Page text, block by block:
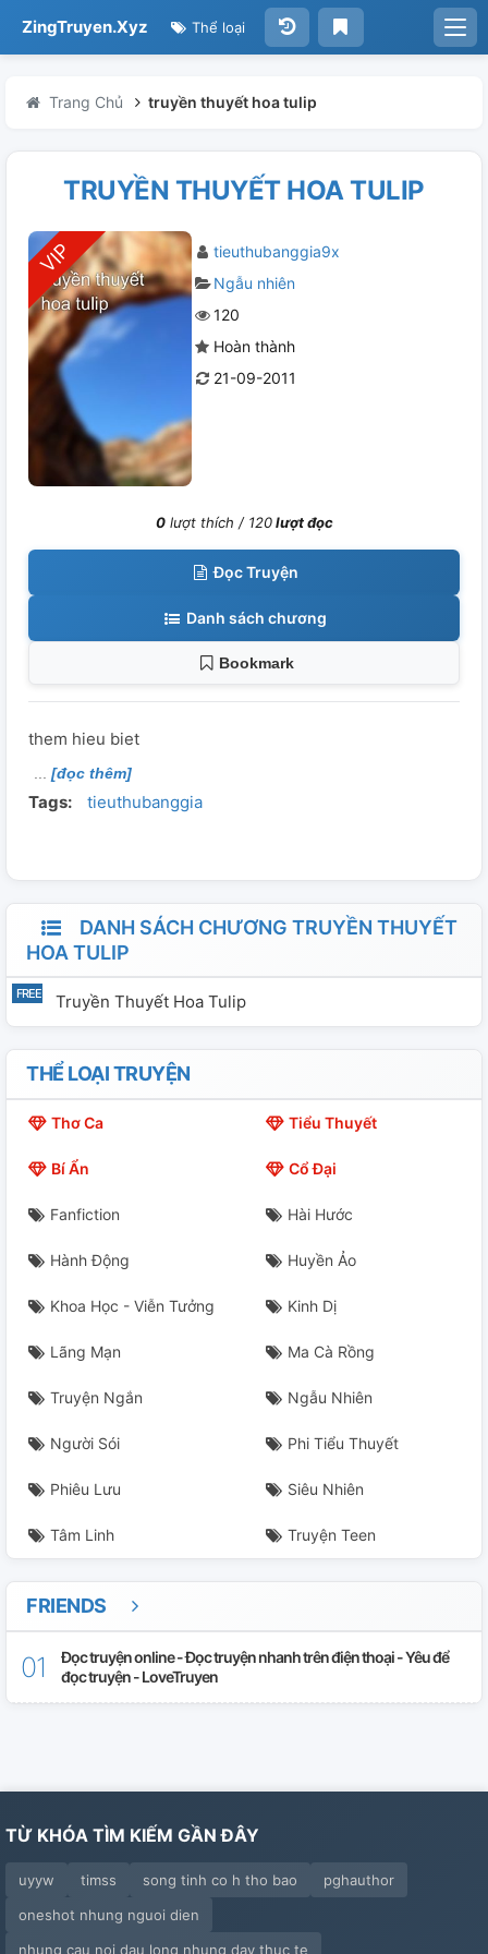
ZingTruyen.Xyz Thể loại
Trang Chủ truyền thuyết hoa tulip
TRUYỀN THUYẾT HOA TULIP
tieuthubanggia9x
Ngẫu nhiên
120
Hoàn thành
21-09-2011
0lượt thích / 120lượt đọc
Đọc Truyện
Danh sách chương
Bookmark
them hieu biet
[đọc thêm]
Tags: tieuthubanggia
DANH SÁCH CHƯƠNG TRUYỀN THUYẾT
HOA TULIP
Truyền Thuyết Hoa Tulip
THỂ LOẠI TRUYỆN
Thơ Ca Tiểu Thuyết
Bí Ẩn Cổ Đại
Fanfiction Hài Hước
Hành Động Huyền Ảo
Khoa Học - Viễn Tưởng Kinh Dị
Lãng Mạn Ma Cà Rồng
Truyện Ngắn Ngẫu Nhiên
Người Sói Phi Tiểu Thuyết
Phiêu Lưu Siêu Nhiên
Tâm Linh Truyện Teen
FRIENDS
Đọc truyện online - Đọc truyện nhanh trên điện thoại - Yêu để
đọc truyện - LoveTruyen
TỪ KHÓA TÌM KIẾM GẦN ĐÂY
uyyw timss song tinh co h tho bao
pghauthor
oneshot nhung nguoi dien
nhung cau noi dau long nhung day thuc te